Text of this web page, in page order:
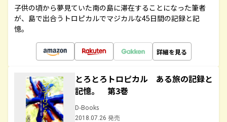
子供の頃から夢見ていた南の島に滞在することになった筆者
が、島で出合うトロピカルでマジカルな45日間の記録と記
憶。
詳細を見る
とろとろトロピカル ある旅の記録と
記憶。 第3巻
D-Books
2018.07.26 発売